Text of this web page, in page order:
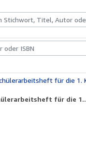
& Sammlerstücke
Sternchenheft Mathematik zum selbstständigen Arbeiten im
für die